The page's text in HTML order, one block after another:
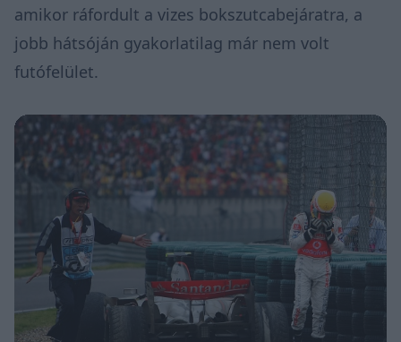
amikor ráfordult a vizes bokszutcabejáratra, a
jobb hátsóján gyakorlatilag már nem volt
futófelület.